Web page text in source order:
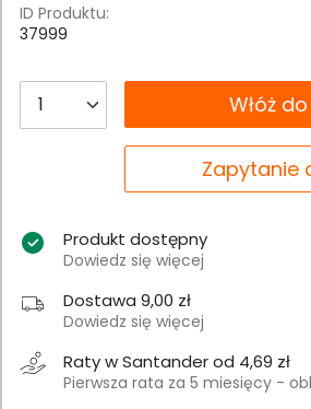
ID Produktu:
37999
__B2C.PRODUCT.QUANTITYWłóż
Zapytanie
Produkt dostępny
Dowiedz się więcej
Dostawa 9,00 zł
Dowiedz się więcej
Raty w Santander od 4,69 zł
Pierwsza rata za 5 miesięcy -